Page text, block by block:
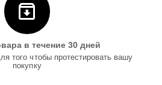
в течение 30 дней
того чтобы протестировать вашу
покупку